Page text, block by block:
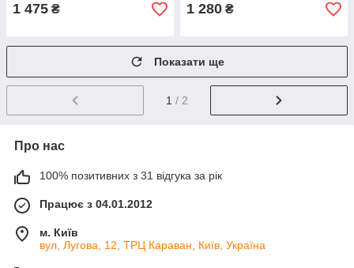
1 475 ₴ 1 280 ₴
Показати ще
1 / 2
Про нас
100% позитивних з 31 відгука за рік
Працює з 04.01.2012
м. Київ
вул, Лугова, 12, ТРЦ Караван, Київ, Україна